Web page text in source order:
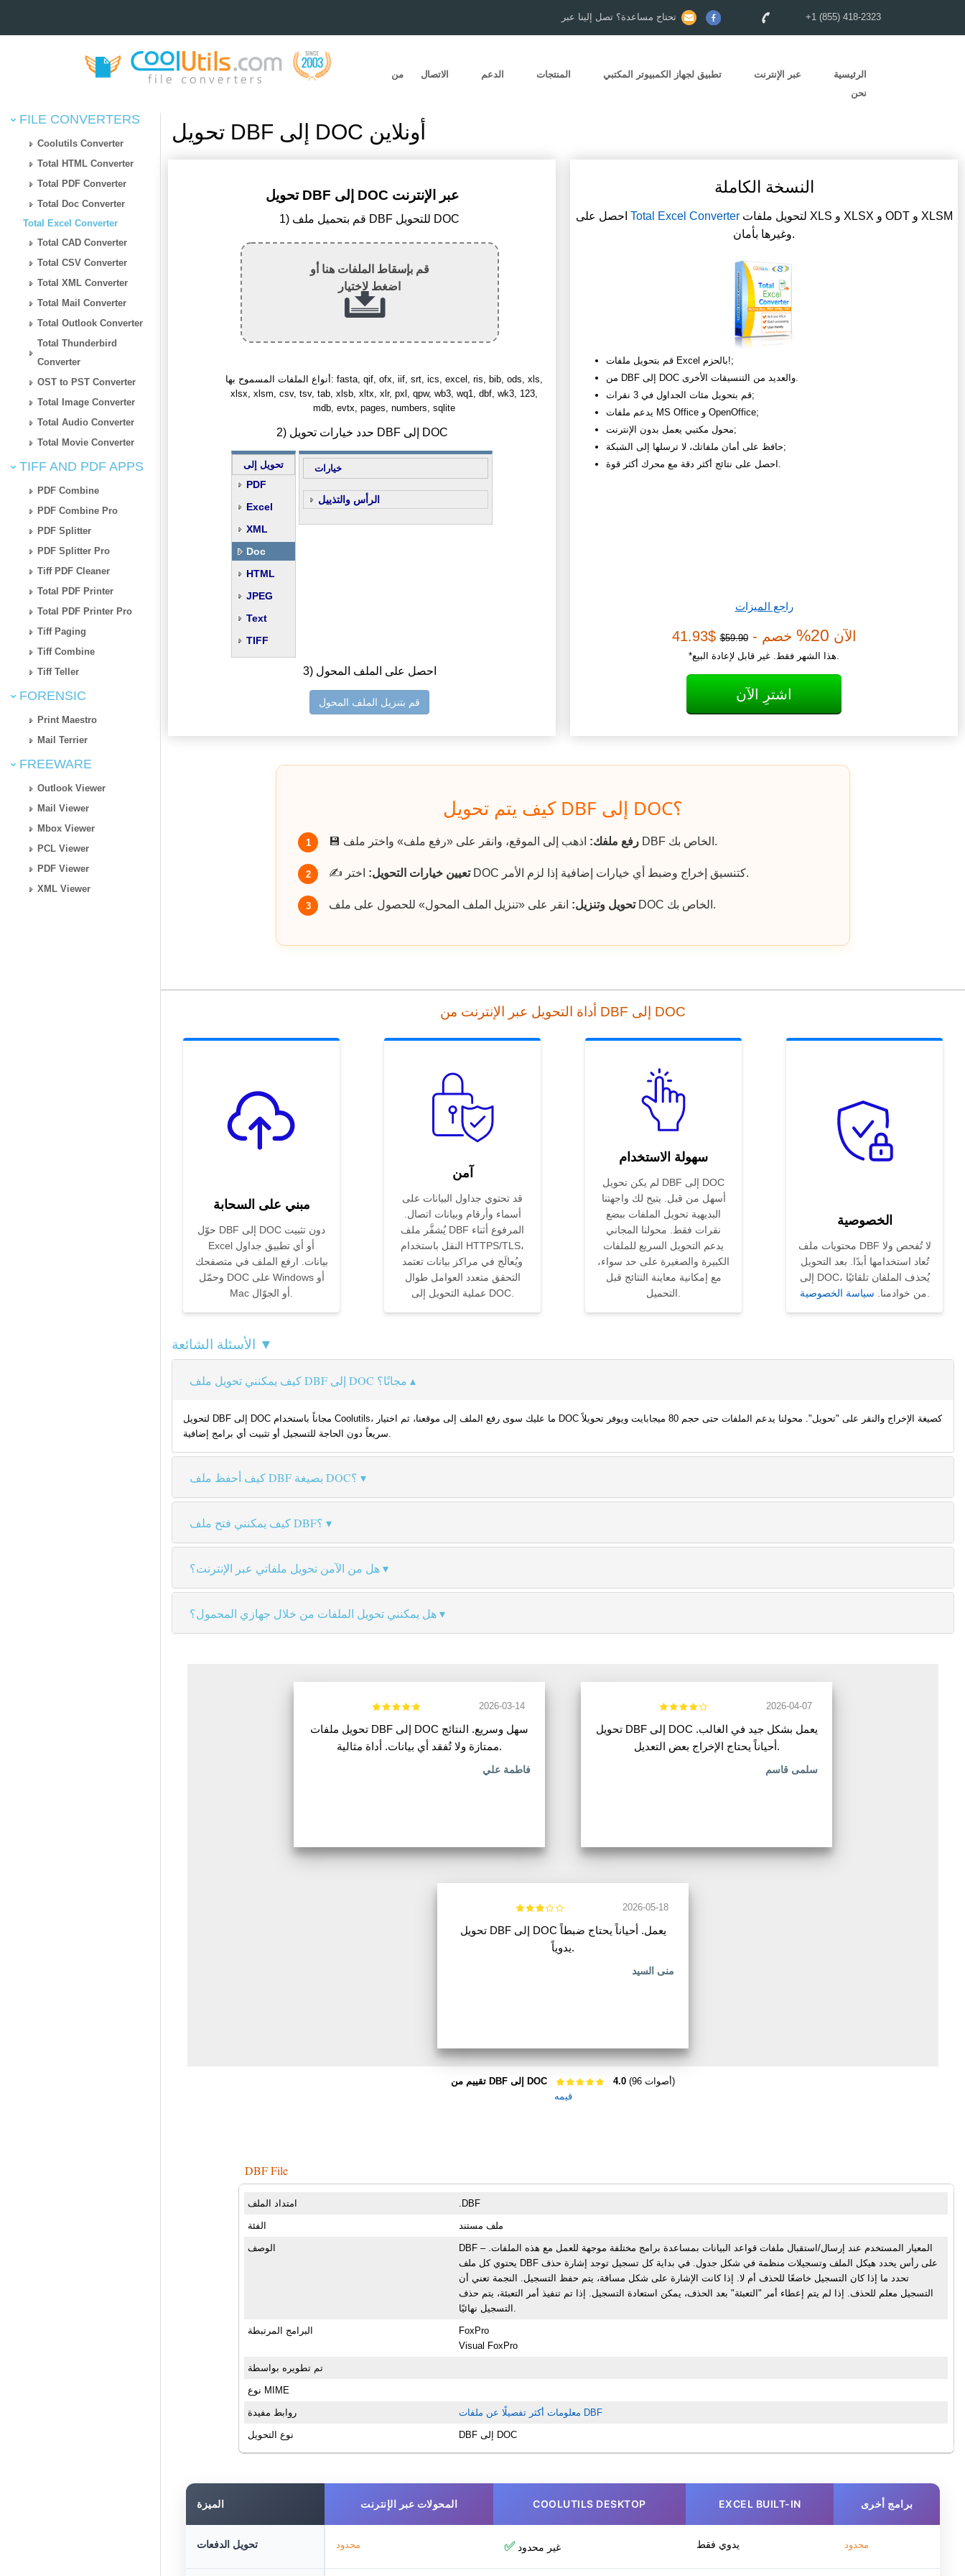
تحتاج مساعدة؟ تصل إلينا عبر +1 (855) 418-2323
الرئيسية عبر الإنترنت تطبيق لجهاز الكمبيوتر المكتبي المنتجات الدعم الاتصال
من
نحن
FILE CONVERTERS
Coolutils Converter
Total HTML Converter
Total PDF Converter
Total Doc Converter
Total Excel Converter
Total CAD Converter
Total CSV Converter
Total XML Converter
Total Mail Converter
Total Outlook Converter
Total Thunderbird
Converter
OST to PST Converter
Total Image Converter
Total Audio Converter
Total Movie Converter
TIFF AND PDF APPS
PDF Combine
PDF Combine Pro
PDF Splitter
PDF Splitter Pro
Tiff PDF Cleaner
Total PDF Printer
Total PDF Printer Pro
Tiff Paging
Tiff Combine
Tiff Teller
FORENSIC
Print Maestro
Mail Terrier
FREEWARE
Outlook Viewer
Mail Viewer
Mbox Viewer
PCL Viewer
PDF Viewer
XML Viewer
تحويل DBF إلى DOC أونلاين
تحويل DBF إلى DOC عبر الإنترنت
1) قم بتحميل ملف DBF للتحويل DOC
قم بإسقاط الملفات هنا أو
اضغط لاختيار
أنواع الملفات المسموح بها: fasta, qif, ofx, iif, srt, ics, excel, ris, bib, ods, xls,
xlsx, xlsm, csv, tsv, tab, xlsb, xltx, xlr, pxl, qpw, wb3, wq1, dbf, wk3, 123,
mdb, evtx, pages, numbers, sqlite
2) حدد خيارات تحويل DBF إلى DOC
تحويل إلى
PDF
Excel
XML
Doc
HTML
JPEG
Text
TIFF
خيارات
الرأس والتذييل
3) احصل على الملف المحول
قم بتنزيل الملف المحول
النسخة الكاملة
Total Excel Converterلتحويل ملفات XLS و XLSX و ODT و XLSM
وغيرها بأمان.
قم بتحويل ملفات Excel بالحزم!;
من DBF إلى DOC والعديد من التنسيقات الأخرى.
قم بتحويل مئات الجداول في 3 نقرات;
يدعم ملفات MS Office و OpenOffice;
محول مكتبي يعمل بدون الإنترنت;
حافظ على أمان ملفاتك، لا ترسلها إلى الشبكة;
احصل على نتائج أكثر دقة مع محرك أكثر قوة.
راجع الميزات
الآن 20% خصم -59.90$
$41.93
*هذا الشهر فقط. غير قابل لإعادة البيع.
اشترِ الآن
كيف يتم تحويل DBF إلى DOC؟
1 💾 رفع ملفك: اذهب إلى الموقع، وانقر على «رفع ملف» واختر ملف DBF الخاص بك.
2 ✍️ تعيين خيارات التحويل: اختر DOC كتنسيق إخراج وضبط أي خيارات إضافية إذا لزم الأمر.
3 تحويل وتنزيل: انقر على «تنزيل الملف المحول» للحصول على ملف DOC الخاص بك.
أداة التحويل عبر الإنترنت من DBF إلى DOC
مبني على السحابة
حوّل DBF إلى DOC دون تثبيت
Excel أو أي تطبيق جداول
بيانات. ارفع الملف في متصفحك
وحمّل DOC على Windows أو
آمن
قد تحتوي جداول البيانات على
أسماء وأرقام وبيانات اتصال.
يُشفَّر ملف DBF المرفوع أثناء
النقل باستخدام HTTPS/TLS،
ويُعالَج في مراكز بيانات تعتمد
التحقق متعدد العوامل طوال
عملية التحويل إلى DOC.
سهولة الاستخدام
لم يكن تحويل DBF إلى DOC
أسهل من قبل. يتيح لك واجهتنا
البديهية تحويل الملفات ببضع
نقرات فقط. محولنا المجاني
يدعم التحويل السريع للملفات
الكبيرة والصغيرة على حد سواء،
مع إمكانية معاينة النتائج قبل
الخصوصية
محتويات ملف DBF لا تُفحص ولا
تُعاد استخدامها أبدًا. بعد التحويل
إلى DOC، يُحذف الملفان تلقائيًا
من خوادمنا. سياسة الخصوصية
الأسئلة الشائعة ▼
كيف يمكنني تحويل ملف DBF إلى DOC مجانًا؟
لتحويل DBF إلى DOC مجاناً باستخدام Coolutils، ما عليك سوى رفع الملف إلى موقعنا، ثم اختيار DOC كصيغة الإخراج والنقر على "تحويل". محولنا يدعم الملفات حتى حجم 80 ميجابايت ويوفر تحويلاً
سريعاً دون الحاجة للتسجيل أو تثبيت أي برامج إضافية.
كيف أحفظ ملف DBF بصيغة DOC؟
كيف يمكنني فتح ملف DBF؟
هل من الآمن تحويل ملفاتي عبر الإنترنت؟
هل يمكنني تحويل الملفات من خلال جهازي المحمول؟
2026-03-14
تحويل ملفات DBF إلى DOC سهل وسريع. النتائج
ممتازة ولا تُفقد أي بيانات. أداة مثالية.
فاطمة علي
2026-04-07
تحويل DBF إلى DOC يعمل بشكل جيد في الغالب.
أحياناً يحتاج الإخراج بعض التعديل.
سلمى قاسم
2026-05-18
تحويل DBF إلى DOC يعمل. أحياناً يحتاج ضبطاً
يدوياً.
منى السيد
تقييم من DBF إلى DOC 4.0
(96 أصوات)
قيمه
DBF File
امتداد الملف .DBF
الفئة ملف مستند
الوصف
DBF – المعيار المستخدم عند إرسال/استقبال ملفات قواعد البيانات بمساعدة برامج مختلفة موجهة للعمل مع هذه الملفات.
يحتوي كل ملف DBF على رأس يحدد هيكل الملف وتسجيلات منظمة في شكل جدول. في بداية كل تسجيل توجد إشارة حذف
تحدد ما إذا كان التسجيل خاضعًا للحذف أم لا. إذا كانت الإشارة على شكل مسافة، يتم حفظ التسجيل. النجمة تعني أن
التسجيل معلم للحذف. إذا لم يتم إعطاء أمر "التعبئة" بعد الحذف، يمكن استعادة التسجيل. إذا تم تنفيذ أمر التعبئة، يتم حذف
البرامج المرتبطة
FoxPro
Visual FoxPro
تم تطويره بواسطة
نوع MIME
روابط مفيدة معلومات أكثر تفصيلًا عن ملفات DBF
نوع التحويل DBF إلى DOC
الميزة المحولات عبر الإنترنت COOLUTILS DESKTOP EXCEL BUILT-IN برامج أخرى
تحويل الدفعات محدود ✅ غير محدود يدوي فقط محدود